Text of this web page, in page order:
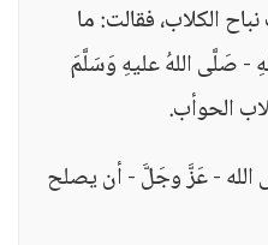
الكلاب، فقالت: ما
- صَلَّى اللهُ عليهِ وَسَلَّمَ
الحوأب.
الله - عَزَّ وجَلَّ - أن يصلح